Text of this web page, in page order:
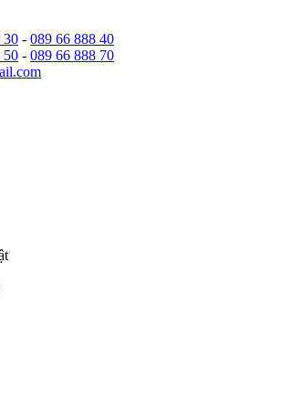
30 - 089 66 888 40
50 - 089 66 888 70